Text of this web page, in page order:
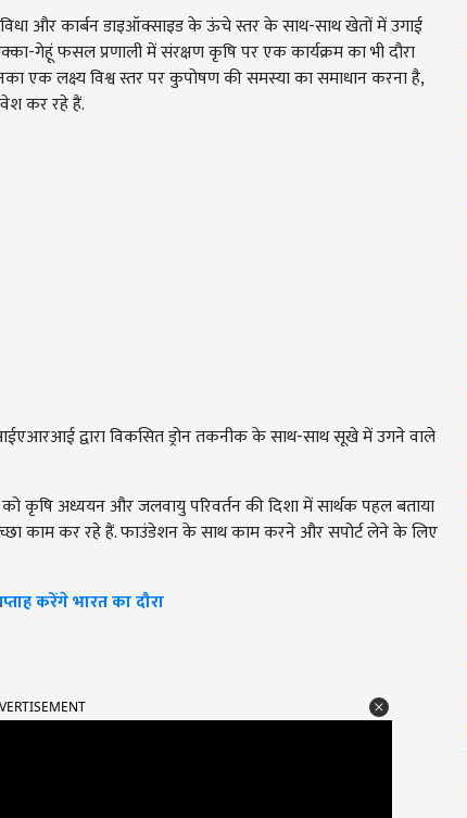
और कार्बन डाइऑक्साइड के ऊंचे स्तर के साथ-साथ खेतों में उगाई
गेहूं फसल प्रणाली में संरक्षण कृषि पर एक कार्यक्रम का भी दौरा
एक लक्ष्य विश्व स्तर पर कुपोषण की समस्या का समाधान करना है,
कर रहे हैं.
द्वारा विकसित ड्रोन तकनीक के साथ-साथ सूखे में उगने वाले
कृषि अध्ययन और जलवायु परिवर्तन की दिशा में सार्थक पहल बताया
अच्छा काम कर रहे हैं. फाउंडेशन के साथ काम करने और सपोर्ट लेने के ल‍िए
करेंगे भारत का दौरा